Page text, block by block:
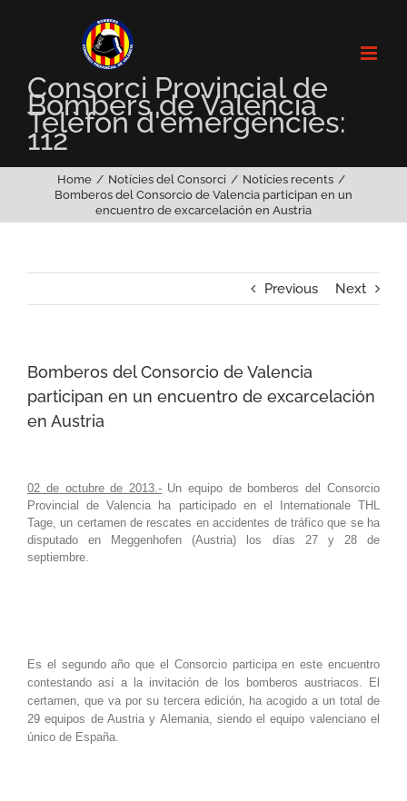
Consorci Provincial de
Bombers de València
Telèfon d'emergències:
112
Home Notícies del Consorci
Notícies recents
Bomberos del Consorcio de Valencia participan en un
encuentro de excarcelación en Austria
Previous Next
Bomberos del Consorcio de Valencia
participan en un encuentro de excarcelación
en Austria
02 de octubre de 2013.- Un equipo de bomberos del Consorcio
Provincial de Valencia ha participado en el Internationale THL
Tage, un certamen de rescates en accidentes de tráfico que se ha
disputado en Meggenhofen (Austria) los días 27 y 28 de
septiembre.
Es el segundo año que el Consorcio participa en este encuentro
contestando así a la invitación de los bomberos austriacos. El
certamen, que va por su tercera edición, ha acogido a un total de
29 equipos de Austria y Alemania, siendo el equipo valenciano el
único de España.